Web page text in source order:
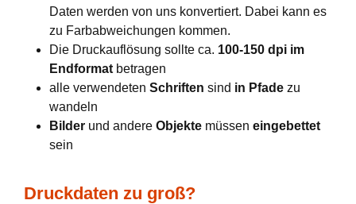
Daten werden von uns konvertiert. Dabei kann es
zu Farbabweichungen kommen.
Die Druckauflösung sollte ca. 100-150 dpi im
Endformat betragen
alle verwendeten Schriften sind in Pfade zu
wandeln
Bilder und andere Objekte müssen eingebettet
sein
Druckdaten zu groß?